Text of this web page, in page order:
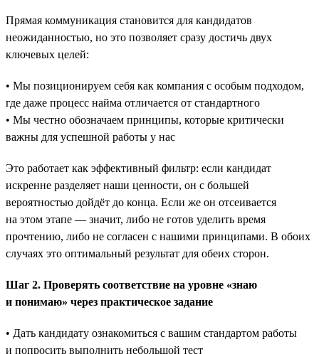
Прямая коммуникация становится для кандидатов
неожиданностью, но это позволяет сразу достичь двух
ключевых целей:
• Мы позиционируем себя как компания с особым подходом,
где даже процесс найма отличается от стандартного
• Мы честно обозначаем принципы, которые критически
важны для успешной работы у нас
Это работает как эффективный фильтр: если кандидат
искренне разделяет наши ценности, он с большей
вероятностью дойдёт до конца. Если же он отсеивается
на этом этапе — значит, либо не готов уделить время
прочтению, либо не согласен с нашими принципами. В обоих
случаях это оптимальный результат для обеих сторон.
Шаг 2. Проверять соответствие на уровне «знаю
и понимаю» через практическое задание
• Дать кандидату ознакомиться с вашим стандартом работы
и попросить выполнить небольшой тест